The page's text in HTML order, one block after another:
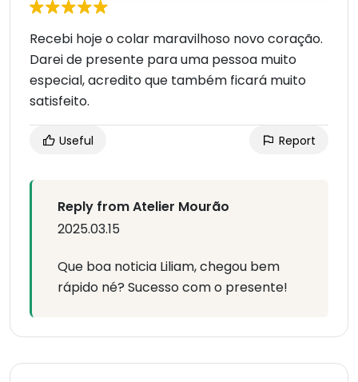
Recebi hoje o colar maravilhoso novo coração.
Darei de presente para uma pessoa muito
especial, acredito que também ficará muito
satisfeito.
Useful Report
Reply from Atelier Mourão
2025.03.15
Que boa noticia Liliam, chegou bem
rápido né? Sucesso com o presente!